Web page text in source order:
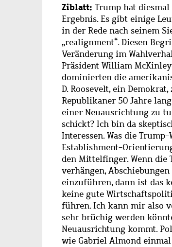
Ziblatt: Trump hat
Ergebnis. Es gibt einige
in der Rede nach seinem
„realignment“. Diesen
Veränderung im
Präsident William
dominierten die
D. Roosevelt, ein
Republikaner 50 Jahre
einer Neuausrichtung zu
schickt? Ich bin da
Interessen. Was die
Establishment-
den Mittelfinger. Wenn
verhängen,
einzuführen, dann ist das
keine gute
führen. Ich kann mir also
sehr brüchig werden
Neuausrichtung kommt.
wie Gabriel Almond einmal